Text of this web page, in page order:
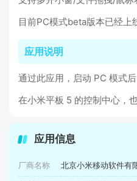
目前PC模式beta版本已经上
应用说明
通过此应用，启动 PC 模式
在小米平板 5 的控制中心，
应用信息
厂商名称 北京小米移动软件有